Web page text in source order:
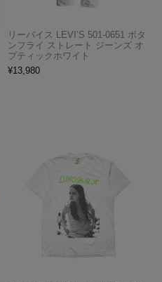
リーバイス LEVI’S 501-0651 ボタ
ンフライ ストレート ジーンズ オ
プティックホワイト
¥13,980